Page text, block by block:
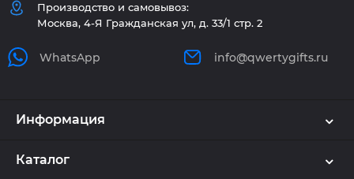
Производство и самовывоз:
Москва, 4-Я Гражданская ул, д. 33/1 стр. 2
WhatsApp info@qwertygifts.ru
Информация
Каталог